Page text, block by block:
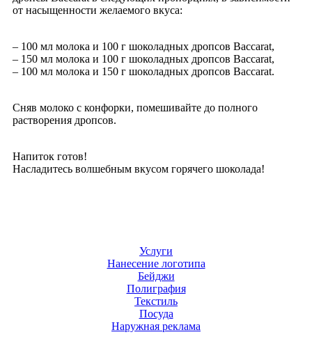
от насыщенности желаемого вкуса:
– 100 мл молока и 100 г шоколадных дропсов Baccarat,
– 150 мл молока и 100 г шоколадных дропсов Baccarat,
– 100 мл молока и 150 г шоколадных дропсов Baccarat.
Сняв молоко с конфорки, помешивайте до полного
растворения дропсов.
Напиток готов!
Насладитесь волшебным вкусом горячего шоколада!
Услуги
Нанесение логотипа
Бейджи
Полиграфия
Текстиль
Посуда
Наружная реклама